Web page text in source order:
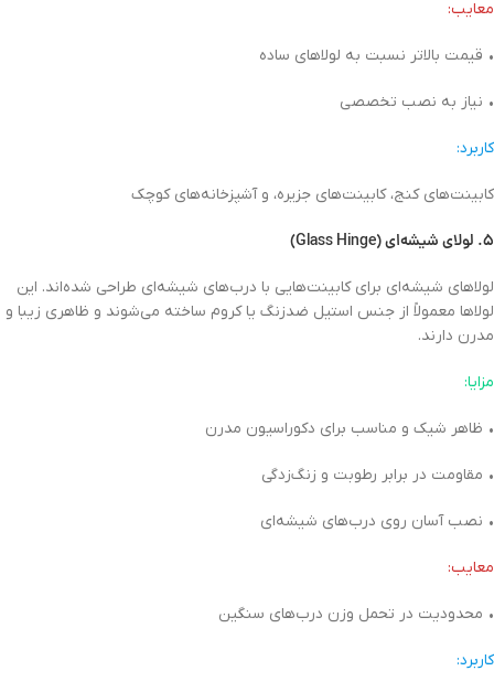
معایب:
• قیمت بالاتر نسبت به لولاهای ساده
• نیاز به نصب تخصصی
کاربرد:
کابینت‌های کنج، کابینت‌های جزیره، و آشپزخانه‌های کوچک
۵. لولای شیشه‌ای (Glass Hinge)
لولاهای شیشه‌ای برای کابینت‌هایی با درب‌های شیشه‌ای طراحی شده‌اند. این
لولاها معمولاً از جنس استیل ضدزنگ یا کروم ساخته می‌شوند و ظاهری زیبا و
مدرن دارند.
مزایا:
• ظاهر شیک و مناسب برای دکوراسیون مدرن
• مقاومت در برابر رطوبت و زنگ‌زدگی
• نصب آسان روی درب‌های شیشه‌ای
معایب:
• محدودیت در تحمل وزن درب‌های سنگین
کاربرد: